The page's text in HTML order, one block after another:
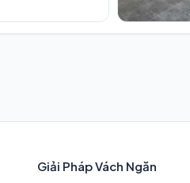
Giải Pháp Vách Ngăn